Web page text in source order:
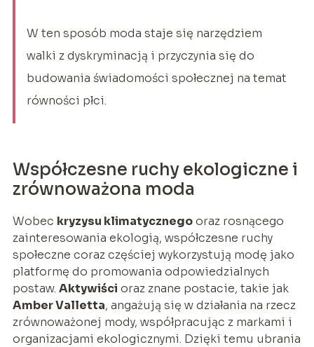
W ten sposób moda staje się narzędziem
walki z dyskryminacją i przyczynia się do
budowania świadomości społecznej na temat
równości płci.
Współczesne ruchy ekologiczne i
zrównoważona moda
Wobec kryzysu klimatycznegooraz rosnącego
zainteresowania ekologią, współczesne ruchy
społeczne coraz częściej wykorzystują modę jako
platformę do promowania odpowiedzialnych
postaw. Aktywiści oraz znane postacie, takie jak
Amber Valletta, angażują się w działania na rzecz
zrównoważonej mody, współpracując z markami i
organizacjami ekologicznymi. Dzięki temu ubrania